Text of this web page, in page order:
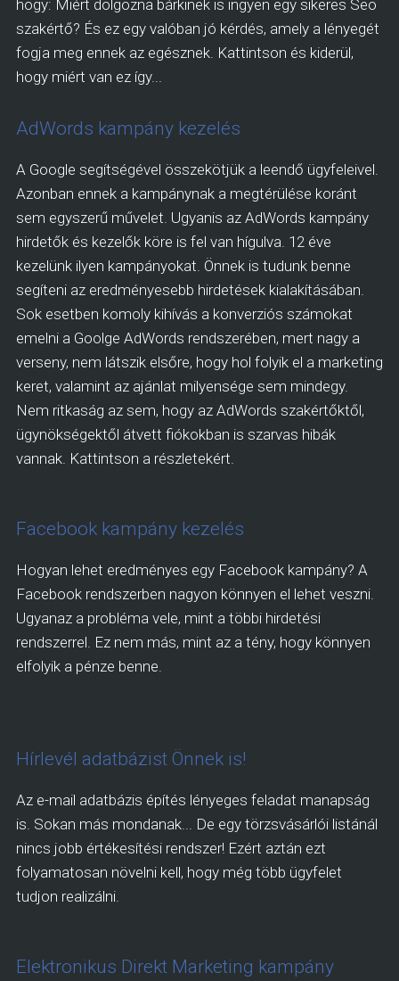
hogy: Miért dolgozna bárkinek is ingyen egy sikeres Seo
szakértő? És ez egy valóban jó kérdés, amely a lényegét
fogja meg ennek az egésznek. Kattintson és kiderül,
hogy miért van ez így...
AdWords kampány kezelés
A Google segítségével összekötjük a leendő ügyfeleivel.
Azonban ennek a kampánynak a megtérülése koránt
sem egyszerű művelet. Ugyanis az AdWords kampány
hirdetők és kezelők köre is fel van hígulva. 12 éve
kezelünk ilyen kampányokat. Önnek is tudunk benne
segíteni az eredményesebb hirdetések kialakításában.
Sok esetben komoly kihívás a konverziós számokat
emelni a Goolge AdWords rendszerében, mert nagy a
verseny, nem látszik elsőre, hogy hol folyik el a marketing
keret, valamint az ajánlat milyensége sem mindegy.
Nem ritkaság az sem, hogy az AdWords szakértőktől,
ügynökségektől átvett fiókokban is szarvas hibák
vannak. Kattintson a részletekért.
Facebook kampány kezelés
Hogyan lehet eredményes egy Facebook kampány? A
Facebook rendszerben nagyon könnyen el lehet veszni.
Ugyanaz a probléma vele, mint a többi hirdetési
rendszerrel. Ez nem más, mint az a tény, hogy könnyen
elfolyik a pénze benne.
Hírlevél adatbázist Önnek is!
Az e-mail adatbázis építés lényeges feladat manapság
is. Sokan más mondanak... De egy törzsvásárlói listánál
nincs jobb értékesítési rendszer! Ezért aztán ezt
folyamatosan növelni kell, hogy még több ügyfelet
tudjon realizálni.
Elektronikus Direkt Marketing kampány